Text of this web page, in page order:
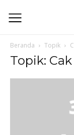
Beranda Topik
Topik: